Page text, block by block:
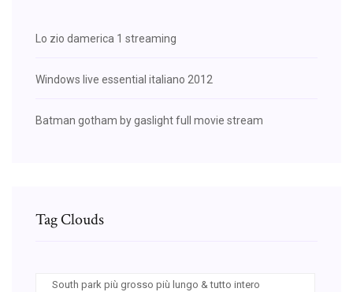
Lo zio damerica 1 streaming
Windows live essential italiano 2012
Batman gotham by gaslight full movie stream
Tag Clouds
South park più grosso più lungo & tutto intero